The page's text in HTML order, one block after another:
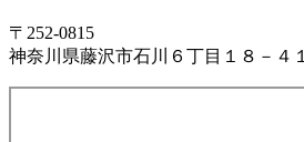
〒252-0815
神奈川県藤沢市石川６丁目１８－４１